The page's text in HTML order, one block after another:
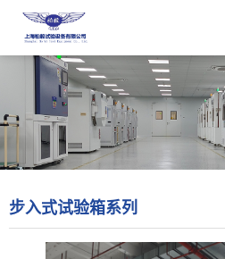
步入式试验箱系列